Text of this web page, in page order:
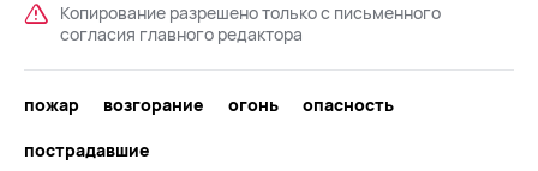
Копирование разрешено только с письменного
согласия главного редактора
пожар возгорание огонь
опасность
пострадавшие